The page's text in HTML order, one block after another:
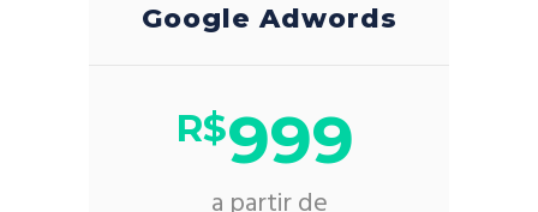
Google Adwords
R$999